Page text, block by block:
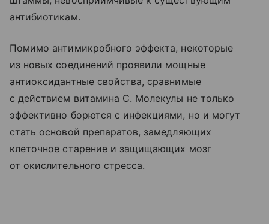
антибиотикам.
Помимо антимикробного эффекта, некоторые
из новых соединений проявили мощные
антиоксидантные свойства, сравнимые
с действием витамина С. Молекулы не только
эффективно борются с инфекциями, но и могут
стать основой препаратов, замедляющих
клеточное старение и защищающих мозг
от окислительного стресса.